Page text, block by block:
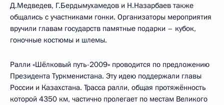
Д.Медведев, Г.Бердымухамедов и Н.Назарбаев также
общались с участниками гонки. Организаторы мероприятия
вручили главам государств памятные подарки – кубок,
гоночные костюмы и шлемы.
Ралли «Шёлковый путь-2009» проводится по предложению
Президента Туркменистана. Эту идею поддержали главы
России и Казахстана. Трасса ралли, общая протяжённость
которой 4350 км, частично пролегает по местам Великого